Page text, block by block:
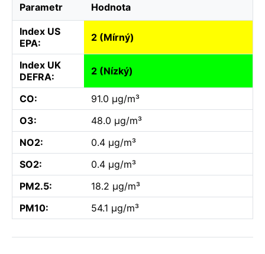
Parametr Hodnota
Index US
EPA:
2 (Mírný)
Index UK
DEFRA:
2 (Nízký)
CO:
91.0 µg/m³
O3:
48.0 µg/m³
NO2:
0.4 µg/m³
SO2:
0.4 µg/m³
PM2.5:
18.2 µg/m³
PM10:
54.1 µg/m³